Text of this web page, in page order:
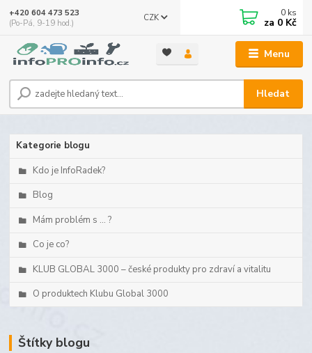
Menu
CZK
Hledat
+420 604 473 523
(Po-Pá, 9-19 hod.)
0 ks
za 0 Kč
Kategorie blogu
Kdo je InfoRadek?
Blog
Mám problém s ... ?
Co je co?
KLUB GLOBAL 3000 – české produkty pro zdraví a vitalitu
O produktech Klubu Global 3000
Štítky blogu